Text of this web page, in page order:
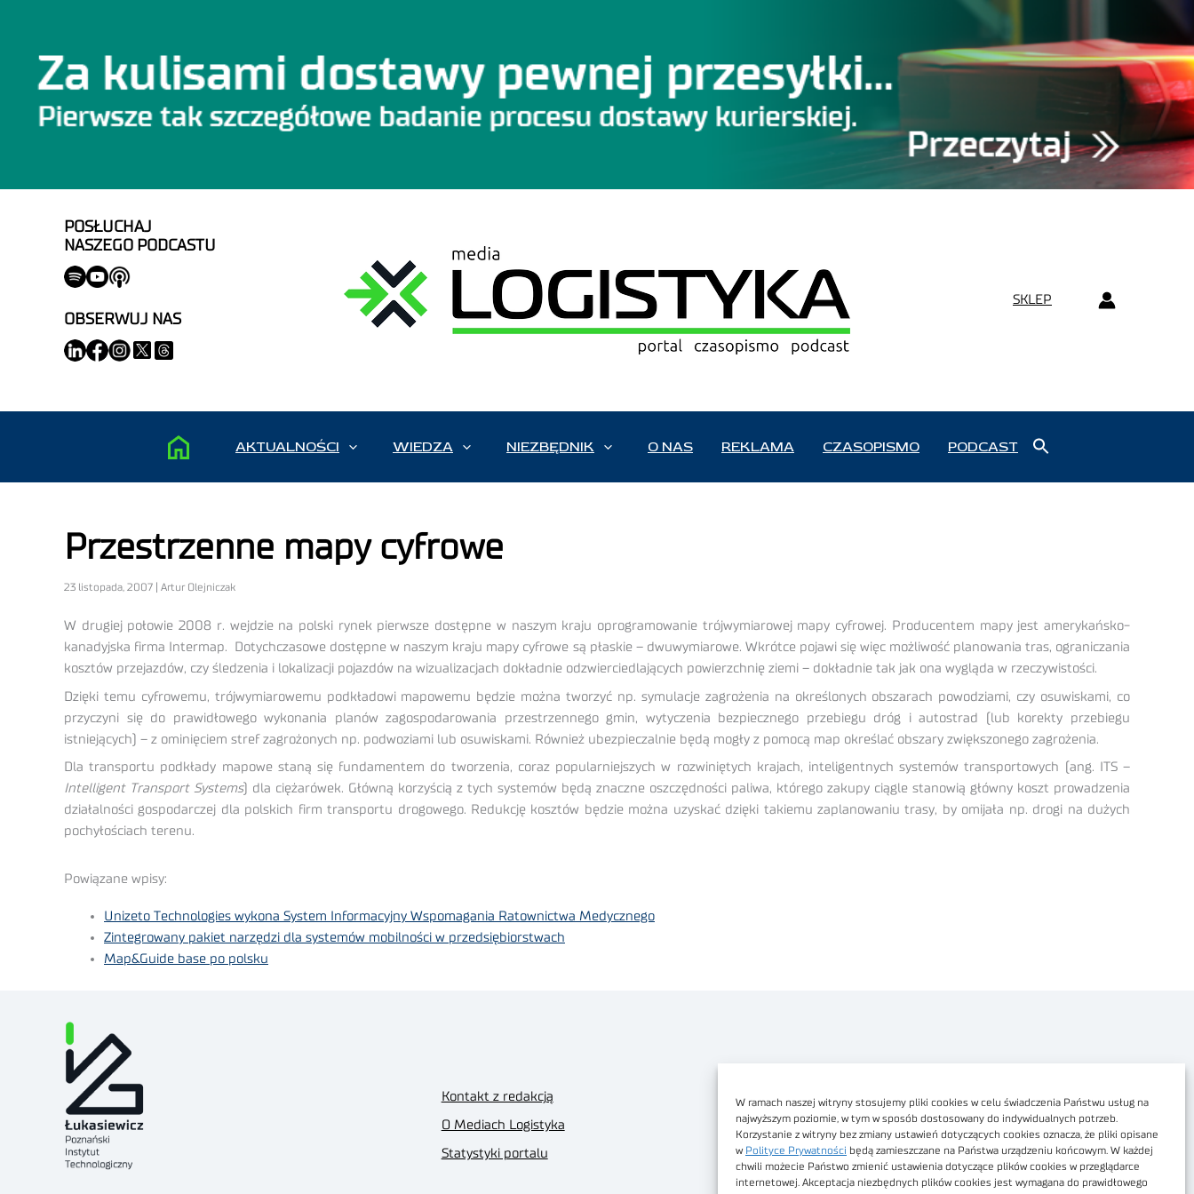
W ramach naszej witryny stosujemy pliki cookies w celu świadczenia Państwu usług na
najwyższym poziomie, w tym w sposób dostosowany do indywidualnych potrzeb.
Korzystanie z witryny bez zmiany ustawień dotyczących cookies oznacza, że pliki opisane
w Polityce Prywatności będą zamieszczane na Państwa urządzeniu końcowym. W każdej
chwili możecie Państwo zmienić ustawienia dotyczące plików cookies w przeglądarce
internetowej. Akceptacja niezbędnych plików cookies jest wymagana do prawidłowego
POSŁUCHAJ
NASZEGO PODCASTU
OBSERWUJ NAS
SKLEP
AKTUALNOŚCI WIEDZA NIEZBĘDNIK O NAS REKLAMA CZASOPISMO PODCAST
Przestrzenne mapy cyfrowe
23 listopada, 2007 | Artur Olejniczak
W drugiej połowie 2008 r. wejdzie na polski rynek pierwsze dostępne w naszym kraju oprogramowanie trójwymiarowej mapy cyfrowej. Producentem mapy jest amerykańsko-
kanadyjska firma Intermap. Dotychczasowe dostępne w naszym kraju mapy cyfrowe są płaskie – dwuwymiarowe. Wkrótce pojawi się więc możliwość planowania tras, ograniczania
kosztów przejazdów, czy śledzenia i lokalizacji pojazdów na wizualizacjach dokładnie odzwierciedlających powierzchnię ziemi – dokładnie tak jak ona wygląda w rzeczywistości.
Dzięki temu cyfrowemu, trójwymiarowemu podkładowi mapowemu będzie można tworzyć np. symulacje zagrożenia na określonych obszarach powodziami, czy osuwiskami, co
przyczyni się do prawidłowego wykonania planów zagospodarowania przestrzennego gmin, wytyczenia bezpiecznego przebiegu dróg i autostrad (lub korekty przebiegu
istniejących) – z ominięciem stref zagrożonych np. podwoziami lub osuwiskami. Również ubezpieczalnie będą mogły z pomocą map określać obszary zwiększonego zagrożenia.
Dla transportu podkłady mapowe staną się fundamentem do tworzenia, coraz popularniejszych w rozwiniętych krajach, inteligentnych systemów transportowych (ang. ITS –
Intelligent Transport Systems) dla ciężarówek. Główną korzyścią z tych systemów będą znaczne oszczędności paliwa, którego zakupy ciągle stanowią główny koszt prowadzenia
działalności gospodarczej dla polskich firm transportu drogowego. Redukcję kosztów będzie można uzyskać dzięki takiemu zaplanowaniu trasy, by omijała np. drogi na dużych
pochyłościach terenu.
Powiązane wpisy:
Unizeto Technologies wykona System Informacyjny Wspomagania Ratownictwa Medycznego
Zintegrowany pakiet narzędzi dla systemów mobilności w przedsiębiorstwach
Map&Guide base po polsku
Kontakt z redakcją
O Mediach Logistyka
Statystyki portalu
Dostępność cyfrowa
Regulamin Portalu
Regulamin sklepu